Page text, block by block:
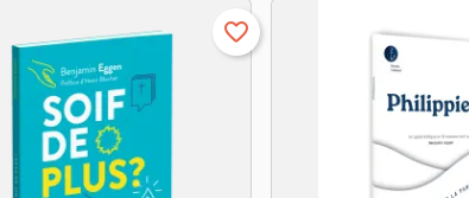
favorite_border